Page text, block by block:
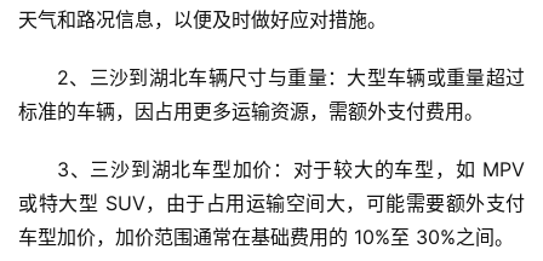
天气和路况信息，以便及时做好应对措施。
2、三沙到湖北车辆尺寸与重量：大型车辆或重量超过
标准的车辆，因占用更多运输资源，需额外支付费用。
3、三沙到湖北车型加价：对于较大的车型，如 MPV
或特大型 SUV，由于占用运输空间大，可能需要额外支付
车型加价，加价范围通常在基础费用的 10%至 30%之间。